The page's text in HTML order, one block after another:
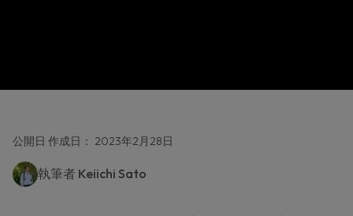
公開日 作成日： 2023年2月28日
執筆者 Keiichi Sato